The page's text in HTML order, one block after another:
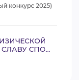
конкурс 2025)
СПО...